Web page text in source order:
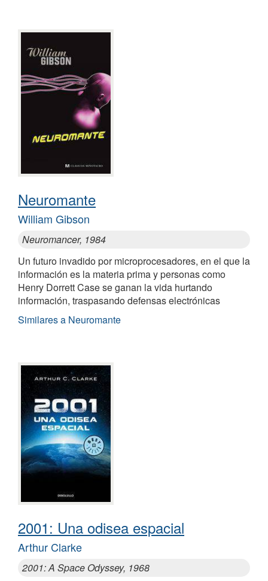
Neuromante
William Gibson
Neuromancer, 1984
Un futuro invadido por microprocesadores, en el que la
información es la materia prima y personas como
Henry Dorrett Case se ganan la vida hurtando
información, traspasando defensas electrónicas
Similares a Neuromante
2001: Una odisea espacial
Arthur Clarke
2001: A Space Odyssey, 1968